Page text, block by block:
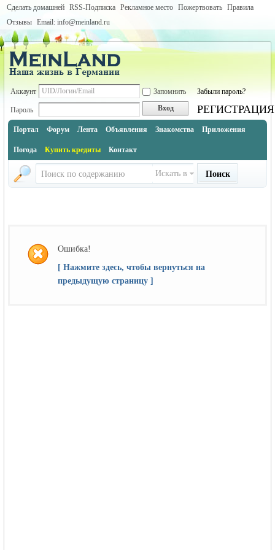
Сделать домашней RSS-Подписка Рекламное место Пожертвовать Правила
Отзывы Email: info@meinland.ru
Аккаунт Запомнить Забыли пароль?
Пароль Вход РЕГИСТРАЦИЯ
Портал Форум Лента Объявления Знакомства Приложения
Погода Купить кредиты Контакт
Искать в Поиск
Ошибка!
[ Нажмите здесь, чтобы вернуться на
предыдущую страницу ]